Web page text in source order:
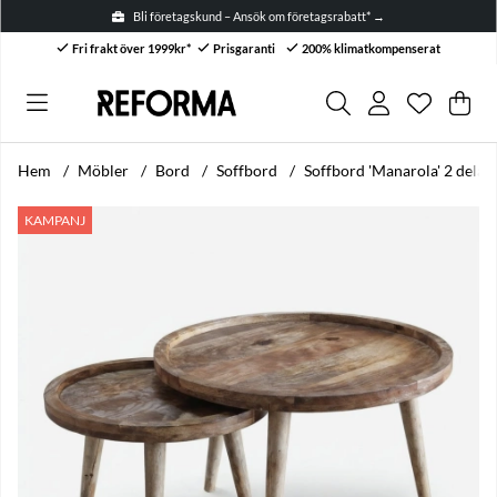
Bli företagskund – Ansök om företagsrabatt* →
Fri frakt över 1999kr* Prisgaranti 200% klimatkompenserat
Antal i
. .
Hem Möbler Bord Soffbord Soffbord 'Manarola' 2 delar
KAMPANJ
Produktbilder Soffbord 'Manarola' 2 delar - Natur